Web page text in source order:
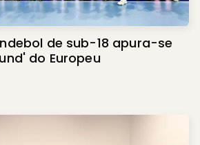
de sub-18 apura-se
do Europeu